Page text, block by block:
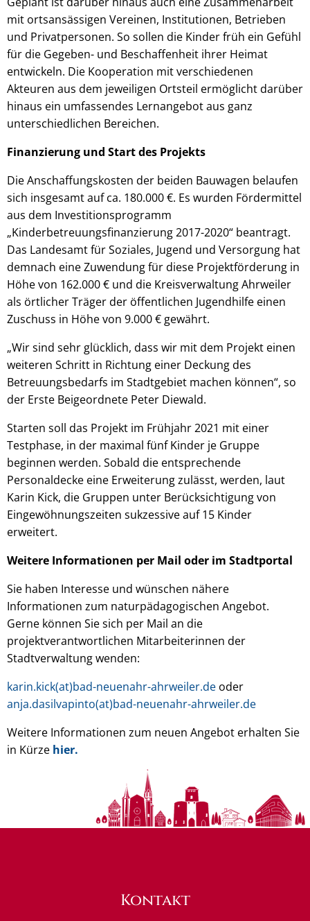
mit ortsansässigen Vereinen, Institutionen, Betrieben
und Privatpersonen. So sollen die Kinder früh ein Gefühl
für die Gegeben- und Beschaffenheit ihrer Heimat
entwickeln. Die Kooperation mit verschiedenen
Akteuren aus dem jeweiligen Ortsteil ermöglicht darüber
hinaus ein umfassendes Lernangebot aus ganz
unterschiedlichen Bereichen.
Finanzierung und Start des Projekts
Die Anschaffungskosten der beiden Bauwagen belaufen
sich insgesamt auf ca. 180.000 €. Es wurden Fördermittel
aus dem Investitionsprogramm
„Kinderbetreuungsfinanzierung 2017-2020“ beantragt.
Das Landesamt für Soziales, Jugend und Versorgung hat
demnach eine Zuwendung für diese Projektförderung in
Höhe von 162.000 € und die Kreisverwaltung Ahrweiler
als örtlicher Träger der öffentlichen Jugendhilfe einen
Zuschuss in Höhe von 9.000 € gewährt.
„Wir sind sehr glücklich, dass wir mit dem Projekt einen
weiteren Schritt in Richtung einer Deckung des
Betreuungsbedarfs im Stadtgebiet machen können“, so
der Erste Beigeordnete Peter Diewald.
Starten soll das Projekt im Frühjahr 2021 mit einer
Testphase, in der maximal fünf Kinder je Gruppe
beginnen werden. Sobald die entsprechende
Personaldecke eine Erweiterung zulässt, werden, laut
Karin Kick, die Gruppen unter Berücksichtigung von
Eingewöhnungszeiten sukzessive auf 15 Kinder
erweitert.
Weitere Informationen per Mail oder im Stadtportal
Sie haben Interesse und wünschen nähere
Informationen zum naturpädagogischen Angebot.
Gerne können Sie sich per Mail an die
projektverantwortlichen Mitarbeiterinnen der
Stadtverwaltung wenden:
karin.kick(at)bad-neuenahr-ahrweiler.de oder
anja.dasilvapinto(at)bad-neuenahr-ahrweiler.de
Weitere Informationen zum neuen Angebot erhalten Sie
in Kürze hier.
Kontakt